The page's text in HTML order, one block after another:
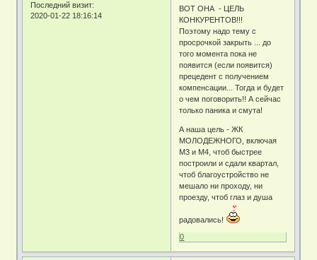
Последний визит:
2020-01-22 18:16:14
ВОТ ОНА - ЦЕЛЬ
КОНКУРЕНТОВ!!!
Поэтому надо тему с
просрочкой закрыть ... до
того момента пока не
появится (если появится)
прецедент с получением
компенсации... Тогда и будет
о чем поговорить!! А сейчас
только паника и смута!
А наша цель - ЖК
МОЛОДЕЖНОГО, включая
М3 и М4, чтоб быстрее
построили и сдали квартал,
чтоб благоустройство не
мешало ни проходу, ни
проезду, чтоб глаз и душа
радовались!
0